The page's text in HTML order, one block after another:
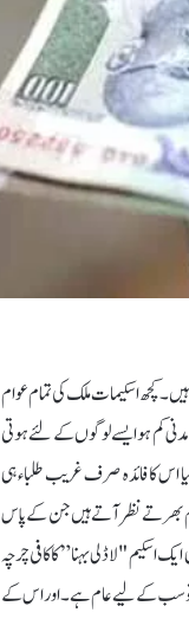
کچھ اسکیمات ملک کی تمام عوام
کم ہو ایسے لوگوں کے لئے ہوتی
اس کا فائدہ صرف غریب طلباء ہی
بھرتے نظر آتے ہیں جن کے پاس
"لاڈلی بہنا” کا کافی چرچہ
تو سب کے لیے عام ہے۔اور اس کے